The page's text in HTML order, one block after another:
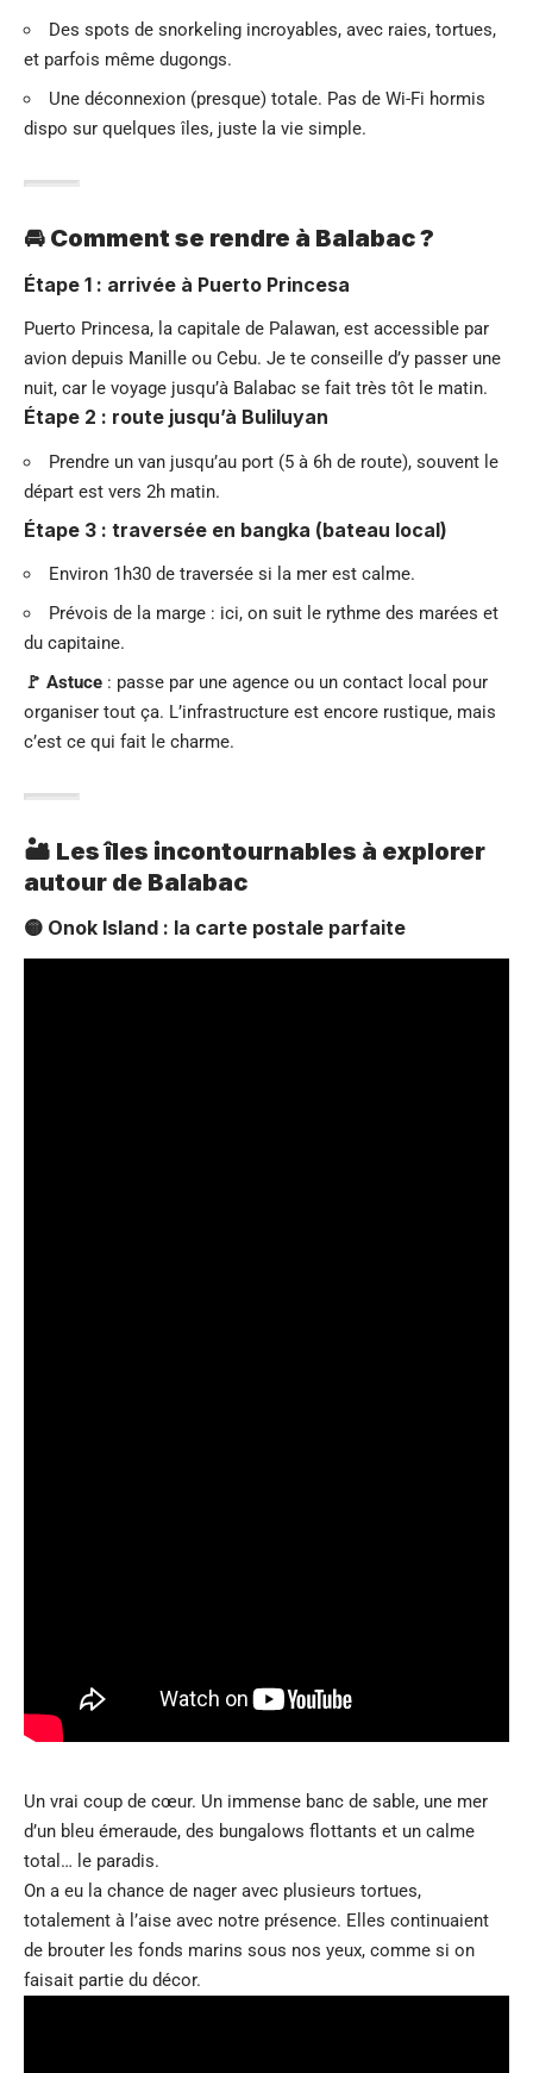
Des spots de snorkeling incroyables, avec raies, tortues,
et parfois même dugongs.
Une déconnexion (presque) totale. Pas de Wi-Fi hormis
dispo sur quelques îles, juste la vie simple.
🚘 Comment se rendre à Balabac ?
Étape 1 : arrivée à Puerto Princesa
Puerto Princesa, la capitale de Palawan, est accessible par
avion depuis Manille ou Cebu. Je te conseille d’y passer une
nuit, car le voyage jusqu’à Balabac se fait très tôt le matin.
Étape 2 : route jusqu’à Buliluyan
Prendre un van jusqu’au port (5 à 6h de route), souvent le
départ est vers 2h matin.
Étape 3 : traversée en bangka (bateau local)
Environ 1h30 de traversée si la mer est calme.
Prévois de la marge : ici, on suit le rythme des marées et
du capitaine.
🚩 Astuce : passe par une agence ou un contact local pour
organiser tout ça. L’infrastructure est encore rustique, mais
c’est ce qui fait le charme.
🏜️ Les îles incontournables à explorer
autour de Balabac
🟡 Onok Island : la carte postale parfaite
Un vrai coup de cœur. Un immense banc de sable, une mer
d’un bleu émeraude, des bungalows flottants et un calme
total… le paradis.
On a eu la chance de nager avec plusieurs tortues,
totalement à l’aise avec notre présence. Elles continuaient
de brouter les fonds marins sous nos yeux, comme si on
faisait partie du décor.